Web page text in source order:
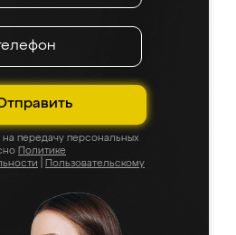
передачу персональных
Политике
Пользовательскому